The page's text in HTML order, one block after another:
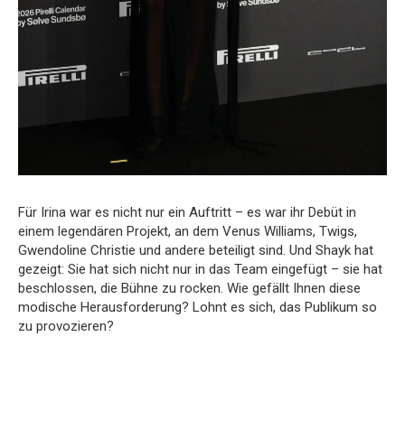
Für Irina war es nicht nur ein Auftritt – es war ihr Debüt in
einem legendären Projekt, an dem Venus Williams, Twigs,
Gwendoline Christie und andere beteiligt sind. Und Shayk hat
gezeigt: Sie hat sich nicht nur in das Team eingefügt – sie hat
beschlossen, die Bühne zu rocken. Wie gefällt Ihnen diese
modische Herausforderung? Lohnt es sich, das Publikum so
zu provozieren?